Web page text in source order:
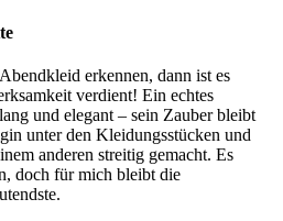
erkennen, dann ist es
verdient! Ein echtes
und elegant – sein Zauber bleibt
unter den Kleidungsstücken und
anderen streitig gemacht. Es
doch für mich bleibt die